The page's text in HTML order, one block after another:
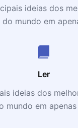
ideias dos
mundo em
Ler
ideias dos
mundo em